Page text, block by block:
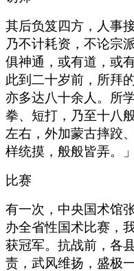
其后负笈四方，人事
乃不计耗资，不论宗
俱神通，或有道，或
此到二十岁前，所拜
亦多达八十余人。所
拳、短打，乃至十八
左右，外加蒙古摔跤
样统摸，般般皆弄。」
比赛
有一次，中央国术馆
办全省性国术比赛，
获冠军。抗战前，各
责，武风维扬，盛极